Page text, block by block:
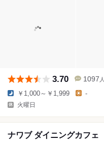
3.70 1097 人
￥1,000～￥1,999 -
火曜日
ナワブ ダイニングカフェ